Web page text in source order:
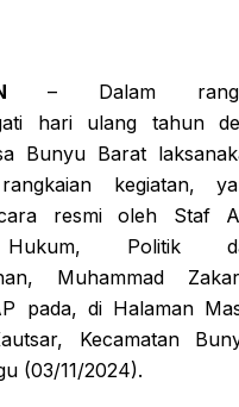
– Dalam
hari ulang tahun
Bunyu Barat
kegiatan,
resmi oleh Staf
Politik
Muhammad
pada, di Halaman
Kecamatan
(03/11/2024).